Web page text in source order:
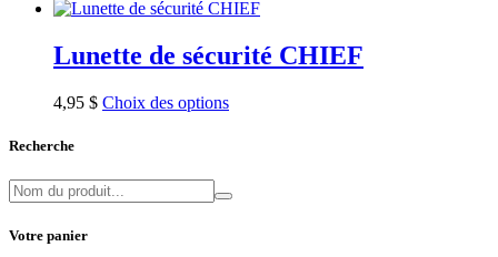
Lunette de sécurité CHIEF
4,95 $ Choix des options
Recherche
Votre panier